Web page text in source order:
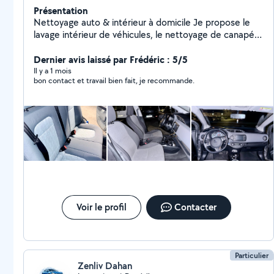
Présentation
Nettoyage auto & intérieur à domicile Je propose le
lavage intérieur de véhicules, le nettoyage de canapés,
propre et soigné Produits adaptés & respectueux
Dernier avis laissé par Frédéric : 5/5
Il y a 1 mois
bon contact et travail bien fait, je recommande.
Voir le profil Contacter
Particulier
Zenliv Dahan